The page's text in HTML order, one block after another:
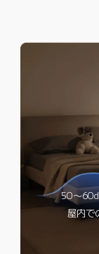
50～
屋内で